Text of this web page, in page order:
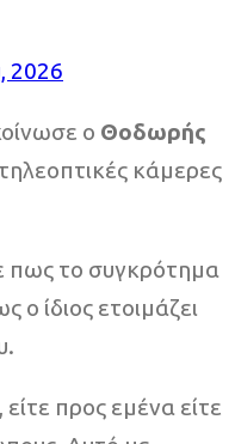
2026
ο Θοδωρής
κάμερες
πως το συγκρότημα
ο ίδιος ετοιμάζει
προς εμένα είτε